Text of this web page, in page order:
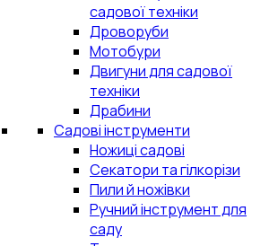
садової техніки
Дроворуби
Мотобури
Двигуни для садової
техніки
Драбини
Садові інструменти
Ножиці садові
Секатори та гілкорізи
Пили й ножівки
Ручний інструмент для
саду